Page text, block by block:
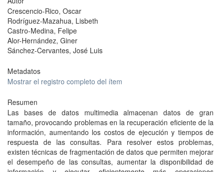
Crescencio-Rico, Oscar
Rodríguez-Mazahua, Lisbeth
Castro-Medina, Felipe
Alor-Hernández, Giner
Sánchez-Cervantes, José Luis
Metadatos
Mostrar el registro completo del ítem
Resumen
Las bases de datos multimedia almacenan datos de gran
tamaño, provocando problemas en la recuperación eficiente de la
información, aumentando los costos de ejecución y tiempos de
respuesta de las consultas. Para resolver estos problemas,
existen técnicas de fragmentación de datos que permiten mejorar
el desempeño de las consultas, aumentar la disponibilidad de